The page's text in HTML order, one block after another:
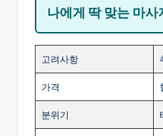
나에게 딱 맞는 마
고려사항
가격
분위기